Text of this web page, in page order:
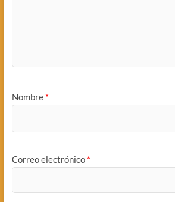
Nombre *
Correo electrónico *